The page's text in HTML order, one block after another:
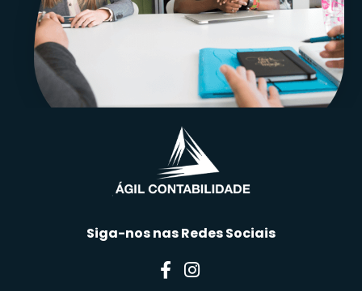
Siga-nos nas Redes Sociais